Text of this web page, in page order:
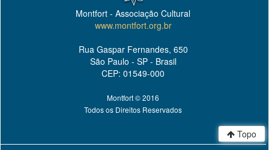
Topo
Montfort - Associação Cultural
www.montfort.org.br
Rua Gaspar Fernandes, 650
São Paulo - SP - Brasil
CEP: 01549-000
Montfort © 2016
Todos os Direitos Reservados